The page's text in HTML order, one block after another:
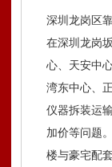
深圳龙岗区
在深圳龙岗
心、天安中
湾东中心、
仪器拆装运
加价等问题
楼与豪宅配